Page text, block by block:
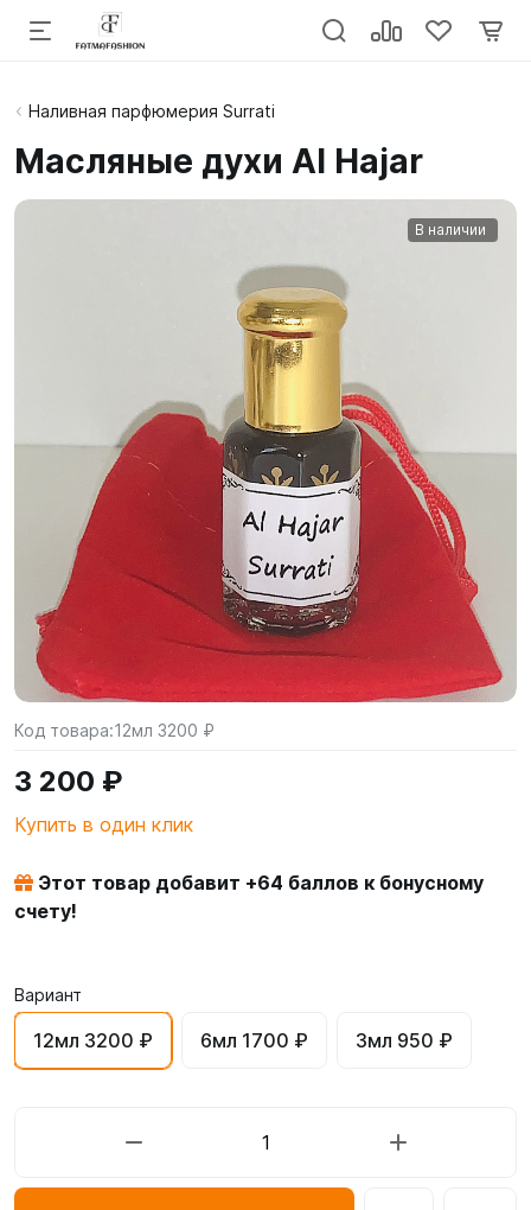
Наливная парфюмерия Surrati
Масляные духи Al Hajar
В наличии
Код товара:12мл 3200 ₽
3 200 ₽
Купить в один клик
Этот товар добавит +64 баллов к бонусному
счету!
Вариант
12мл 3200 ₽ 6мл 1700 ₽ 3мл 950 ₽